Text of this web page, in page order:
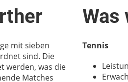
mit sieben
sind. Die
werden, was die
Matches
Was
Tennis